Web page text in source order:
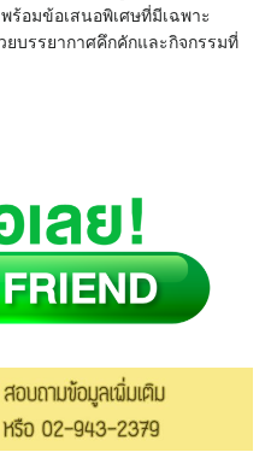
ร้อมข้อเสนอพิเศษที่มีเฉพาะ
บรรยากาศคึกคักและกิจกรรมที่